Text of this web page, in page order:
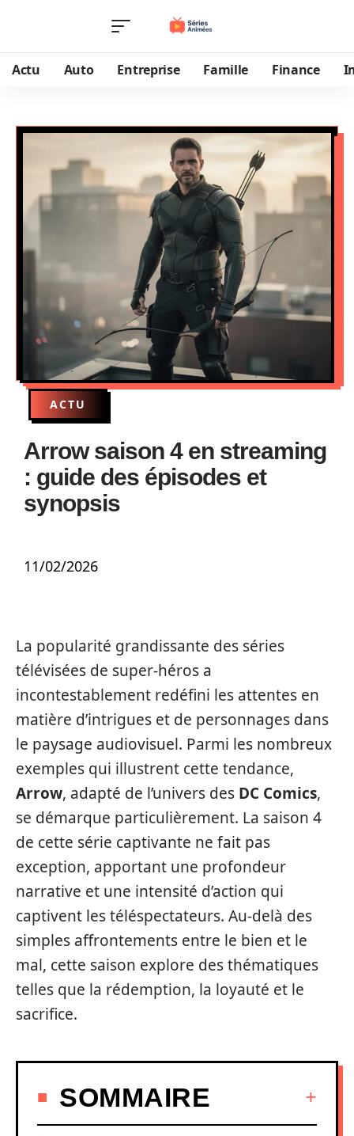
Actu Auto Entreprise Famille Finance
ACTU
Arrow saison 4 en streaming
: guide des épisodes et
synopsis
11/02/2026
La popularité grandissante des séries
télévisées de super-héros a
incontestablement redéfini les attentes en
matière d’intrigues et de personnages dans
le paysage audiovisuel. Parmi les nombreux
exemples qui illustrent cette tendance,
Arrow, adapté de l’univers des DC Comics,
se démarque particulièrement. La saison 4
de cette série captivante ne fait pas
exception, apportant une profondeur
narrative et une intensité d’action qui
captivent les téléspectateurs. Au-delà des
simples affrontements entre le bien et le
mal, cette saison explore des thématiques
telles que la rédemption, la loyauté et le
sacrifice.
SOMMAIRE